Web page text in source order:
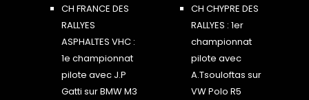
CH FRANCE DES
RALLYES
ASPHALTES VHC :
1e championnat
pilote avec J.P
Gatti sur BMW M3
CH CHYPRE DES
RALLYES : 1er
championnat
pilote avec
A.Tsouloftas sur
VW Polo R5